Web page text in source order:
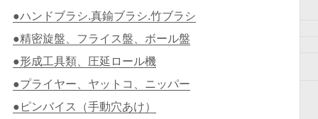
●ハンドブラシ.真鍮ブラシ.竹ブラシ
●精密旋盤、フライス盤、ボール盤
●形成工具類、圧延ロール機
●プライヤー、ヤットコ、ニッパー
●ピンバイス（手動穴あけ）